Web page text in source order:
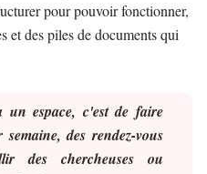
pour pouvoir fonctionner,
et des piles de documents qui
espace, c'est de faire
des rendez-vous
des chercheuses ou